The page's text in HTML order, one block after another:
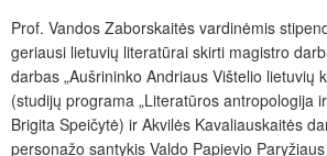
Prof. Vandos Zaborskaitės vardinėmis
geriausi lietuvių literatūrai skirti magistro
darbas „Aušrininko Andriaus Vištelio lietuvių
(studijų programa „Literatūros antropologija
Brigita Speičytė) ir Akvilės Kavaliauskaitės
personažo santykis Valdo Papievio